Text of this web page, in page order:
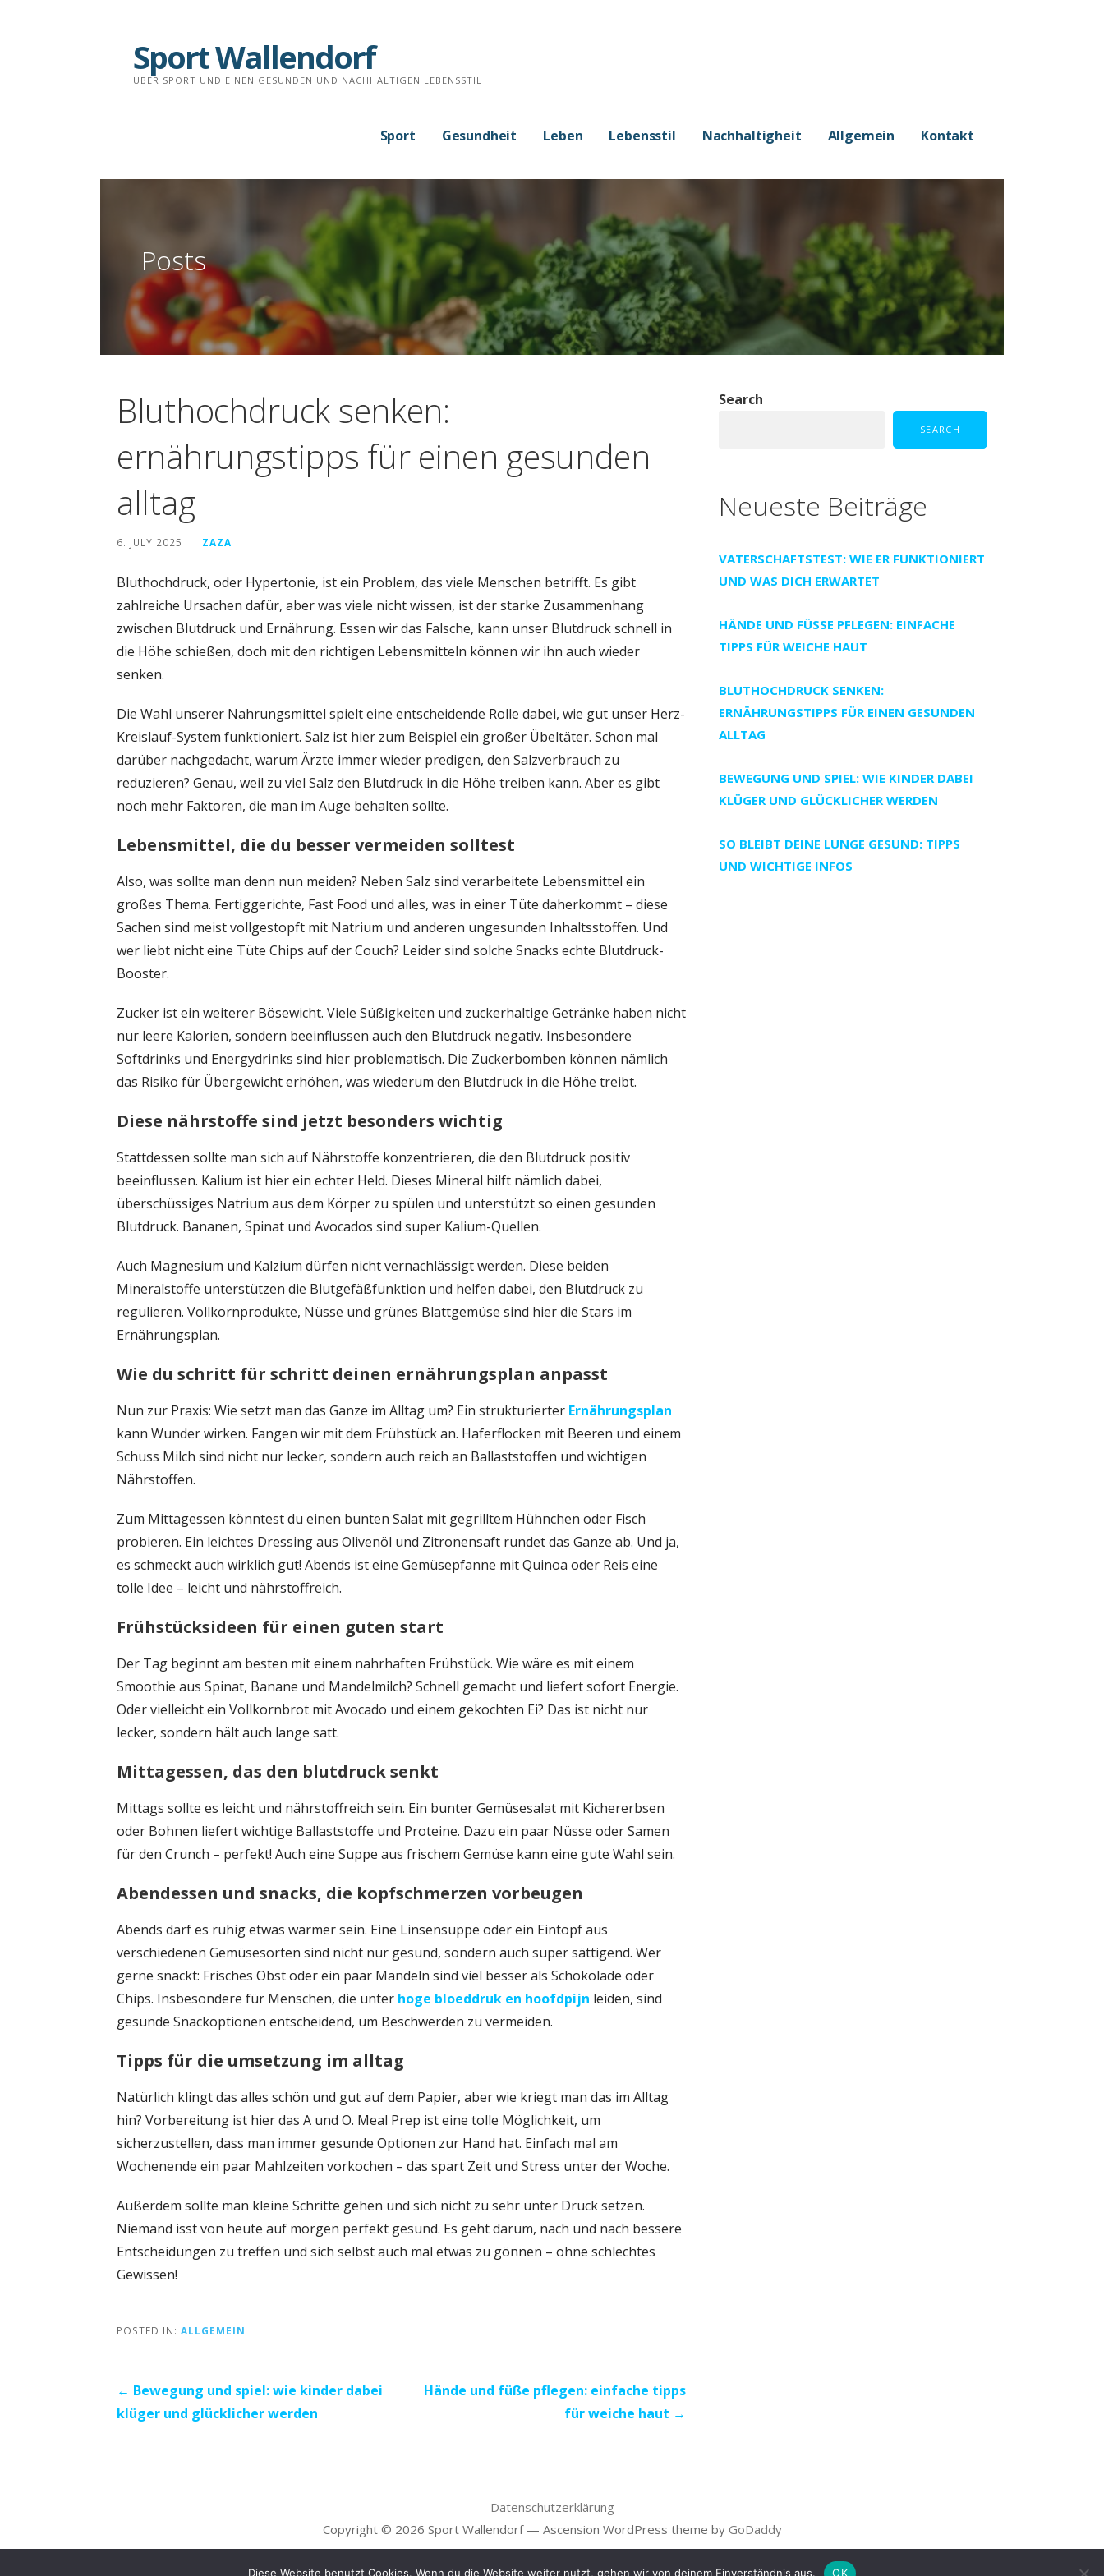
Sport Wallendorf
ÜBER SPORT UND EINEN GESUNDEN UND NACHHALTIGEN LEBENSSTIL
Sport Gesundheit Leben Lebensstil Nachhaltigheit Allgemein Kontakt
Posts
Bluthochdruck senken:
ernährungstipps für einen gesunden
alltag
6. JULY 2025 ZAZA
Bluthochdruck, oder Hypertonie, ist ein Problem, das viele Menschen betrifft. Es gibt
zahlreiche Ursachen dafür, aber was viele nicht wissen, ist der starke Zusammenhang
zwischen Blutdruck und Ernährung. Essen wir das Falsche, kann unser Blutdruck schnell in
die Höhe schießen, doch mit den richtigen Lebensmitteln können wir ihn auch wieder
senken.
Die Wahl unserer Nahrungsmittel spielt eine entscheidende Rolle dabei, wie gut unser Herz-
Kreislauf-System funktioniert. Salz ist hier zum Beispiel ein großer Übeltäter. Schon mal
darüber nachgedacht, warum Ärzte immer wieder predigen, den Salzverbrauch zu
reduzieren? Genau, weil zu viel Salz den Blutdruck in die Höhe treiben kann. Aber es gibt
noch mehr Faktoren, die man im Auge behalten sollte.
Lebensmittel, die du besser vermeiden solltest
Also, was sollte man denn nun meiden? Neben Salz sind verarbeitete Lebensmittel ein
großes Thema. Fertiggerichte, Fast Food und alles, was in einer Tüte daherkommt – diese
Sachen sind meist vollgestopft mit Natrium und anderen ungesunden Inhaltsstoffen. Und
wer liebt nicht eine Tüte Chips auf der Couch? Leider sind solche Snacks echte Blutdruck-
Booster.
Zucker ist ein weiterer Bösewicht. Viele Süßigkeiten und zuckerhaltige Getränke haben nicht
nur leere Kalorien, sondern beeinflussen auch den Blutdruck negativ. Insbesondere
Softdrinks und Energydrinks sind hier problematisch. Die Zuckerbomben können nämlich
das Risiko für Übergewicht erhöhen, was wiederum den Blutdruck in die Höhe treibt.
Diese nährstoffe sind jetzt besonders wichtig
Stattdessen sollte man sich auf Nährstoffe konzentrieren, die den Blutdruck positiv
beeinflussen. Kalium ist hier ein echter Held. Dieses Mineral hilft nämlich dabei,
überschüssiges Natrium aus dem Körper zu spülen und unterstützt so einen gesunden
Blutdruck. Bananen, Spinat und Avocados sind super Kalium-Quellen.
Auch Magnesium und Kalzium dürfen nicht vernachlässigt werden. Diese beiden
Mineralstoffe unterstützen die Blutgefäßfunktion und helfen dabei, den Blutdruck zu
regulieren. Vollkornprodukte, Nüsse und grünes Blattgemüse sind hier die Stars im
Ernährungsplan.
Wie du schritt für schritt deinen ernährungsplan anpasst
Nun zur Praxis: Wie setzt man das Ganze im Alltag um? Ein strukturierter Ernährungsplan
kann Wunder wirken. Fangen wir mit dem Frühstück an. Haferflocken mit Beeren und einem
Schuss Milch sind nicht nur lecker, sondern auch reich an Ballaststoffen und wichtigen
Nährstoffen.
Zum Mittagessen könntest du einen bunten Salat mit gegrilltem Hühnchen oder Fisch
probieren. Ein leichtes Dressing aus Olivenöl und Zitronensaft rundet das Ganze ab. Und ja,
es schmeckt auch wirklich gut! Abends ist eine Gemüsepfanne mit Quinoa oder Reis eine
tolle Idee – leicht und nährstoffreich.
Frühstücksideen für einen guten start
Der Tag beginnt am besten mit einem nahrhaften Frühstück. Wie wäre es mit einem
Smoothie aus Spinat, Banane und Mandelmilch? Schnell gemacht und liefert sofort Energie.
Oder vielleicht ein Vollkornbrot mit Avocado und einem gekochten Ei? Das ist nicht nur
lecker, sondern hält auch lange satt.
Mittagessen, das den blutdruck senkt
Mittags sollte es leicht und nährstoffreich sein. Ein bunter Gemüsesalat mit Kichererbsen
oder Bohnen liefert wichtige Ballaststoffe und Proteine. Dazu ein paar Nüsse oder Samen
für den Crunch – perfekt! Auch eine Suppe aus frischem Gemüse kann eine gute Wahl sein.
Abendessen und snacks, die kopfschmerzen vorbeugen
Abends darf es ruhig etwas wärmer sein. Eine Linsensuppe oder ein Eintopf aus
verschiedenen Gemüsesorten sind nicht nur gesund, sondern auch super sättigend. Wer
gerne snackt: Frisches Obst oder ein paar Mandeln sind viel besser als Schokolade oder
Chips. Insbesondere für Menschen, die unter hoge bloeddruk en hoofdpijn leiden, sind
gesunde Snackoptionen entscheidend, um Beschwerden zu vermeiden.
Tipps für die umsetzung im alltag
Natürlich klingt das alles schön und gut auf dem Papier, aber wie kriegt man das im Alltag
hin? Vorbereitung ist hier das A und O. Meal Prep ist eine tolle Möglichkeit, um
sicherzustellen, dass man immer gesunde Optionen zur Hand hat. Einfach mal am
Wochenende ein paar Mahlzeiten vorkochen – das spart Zeit und Stress unter der Woche.
Außerdem sollte man kleine Schritte gehen und sich nicht zu sehr unter Druck setzen.
Niemand isst von heute auf morgen perfekt gesund. Es geht darum, nach und nach bessere
Entscheidungen zu treffen und sich selbst auch mal etwas zu gönnen – ohne schlechtes
Gewissen!
POSTED IN: ALLGEMEIN
Post
navigation
← Bewegung und spiel: wie kinder dabei
klüger und glücklicher werden
Hände und füße pflegen: einfache tipps
für weiche haut →
Search
SEARCH
Neueste Beiträge
VATERSCHAFTSTEST: WIE ER FUNKTIONIERT
UND WAS DICH ERWARTET
HÄNDE UND FÜSSE PFLEGEN: EINFACHE T
IPPS FÜR WEICHE HAUT
BLUTHOCHDRUCK SENKEN:
ERNÄHRUNGSTIPPS FÜR EINEN GESUNDEN
ALLTAG
BEWEGUNG UND SPIEL: WIE KINDER DABEI
KLÜGER UND GLÜCKLICHER WERDEN
SO BLEIBT DEINE LUNGE GESUND: TIPPS
UND WICHTIGE INFOS
Datenschutzerklärung
Copyright © 2026 Sport Wallendorf — Ascension WordPress theme by GoDaddy
Diese Website benutzt Cookies. Wenn du die Website weiter nutzt, gehen wir von deinem Einverständnis aus. OK